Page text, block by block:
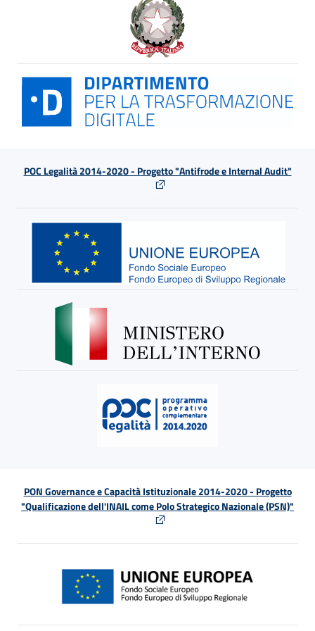
POC Legalità 2014-2020 - Progetto "Antifrode e Internal Audit"
PON Governance e Capacità Istituzionale 2014-2020 - Progetto
"Qualificazione dell'INAIL come Polo Strategico Nazionale (PSN)"